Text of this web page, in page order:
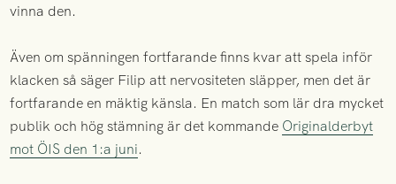
vinna den.
Även om spänningen fortfarande finns kvar att spela inför
klacken så säger Filip att nervositeten släpper, men det är
fortfarande en mäktig känsla. En match som lär dra mycket
publik och hög stämning är det kommande Originalderbyt
mot ÖIS den 1:a juni.